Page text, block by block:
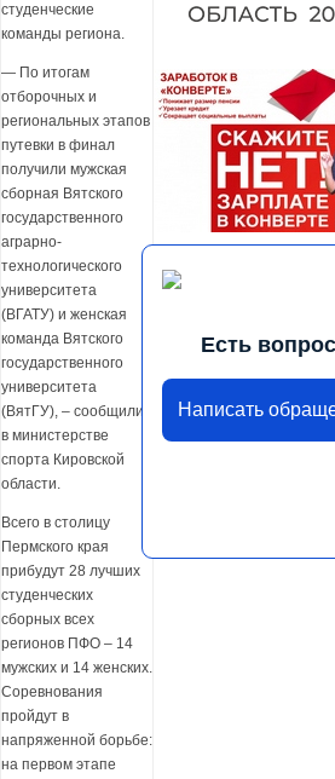
студенческие
команды региона.
— По итогам
отборочных и
региональных этапов
путевки в финал
получили мужская
сборная Вятского
государственного
аграрно-
технологического
университета
(ВГАТУ) и женская
команда Вятского
государственного
университета
(ВятГУ), – сообщили
в министерстве
спорта Кировской
области.
Всего в столицу
Пермского края
прибудут 28 лучших
студенческих
сборных всех
регионов ПФО – 14
мужских и 14 женских.
Соревнования
пройдут в
напряженной борьбе:
на первом этапе
Есть
Написать